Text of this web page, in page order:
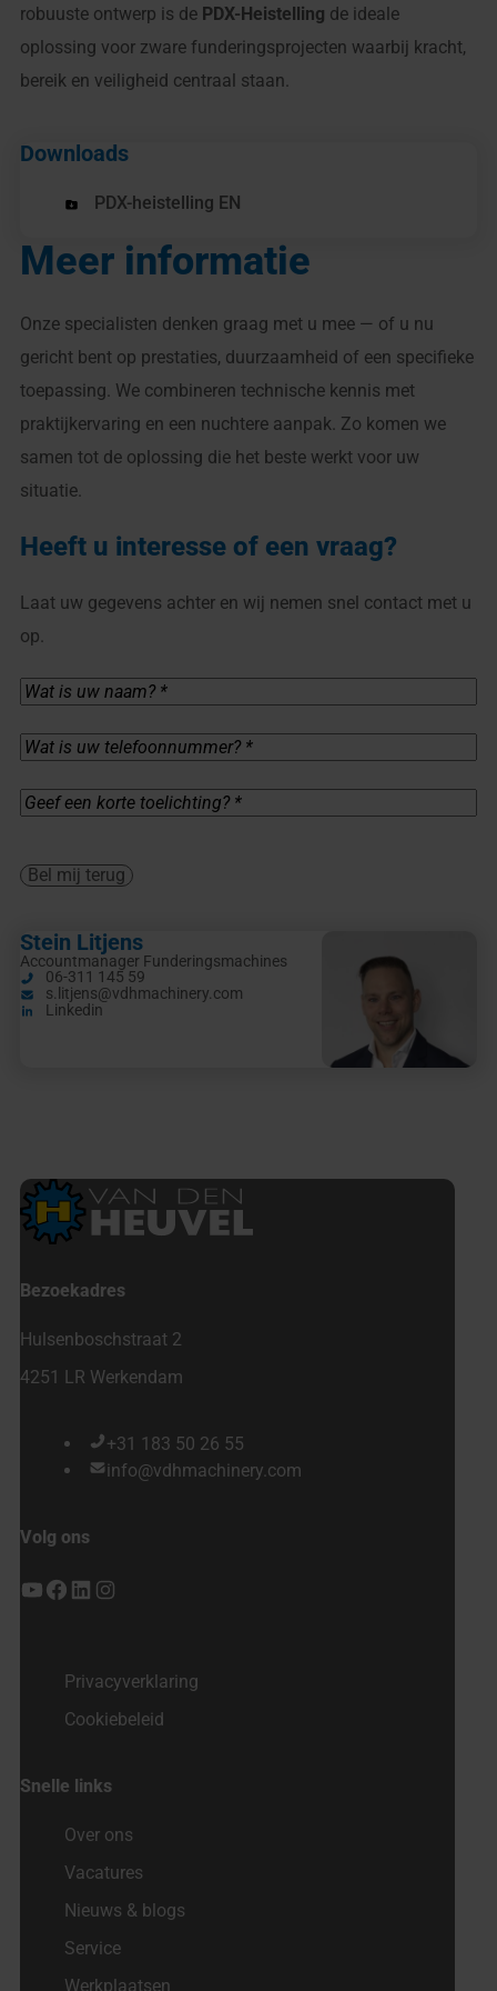
robuuste ontwerp is de PDX-Heistelling de ideale
oplossing voor zware funderingsprojecten waarbij kracht,
bereik en veiligheid centraal staan.
Downloads
PDX-heistelling EN
Meer informatie
Onze specialisten denken graag met u mee — of u nu
gericht bent op prestaties, duurzaamheid of een specifieke
toepassing. We combineren technische kennis met
praktijkervaring en een nuchtere aanpak. Zo komen we
samen tot de oplossing die het beste werkt voor uw
situatie.
Heeft u interesse of een vraag?
Laat uw gegevens achter en wij nemen snel contact met u
op.
Wat
is
naam?
Wat
is
telefoonnummer?
*
Geef
een
*
(Vereist)
Bel mij terug
Stein Litjens
Accountmanager Funderingsmachines
06-311 145 59
s.litjens@vdhmachinery.com
Linkedin
Bezoekadres
Hulsenboschstraat 2
4251 LR Werkendam
+31 183 50 26 55
info@vdhmachinery.com
Volg ons
YouTube
Facebook
LinkedInInstagram
Privacyverklaring
Cookiebeleid
Snelle links
Over ons
Vacatures
Nieuws & blogs
Service
Werkplaatsen